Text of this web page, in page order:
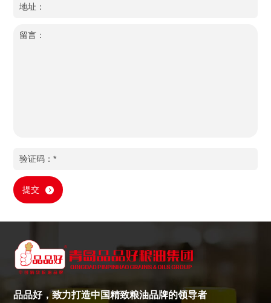
提交
品品好，致力打造中国精致粮油品牌的领导者